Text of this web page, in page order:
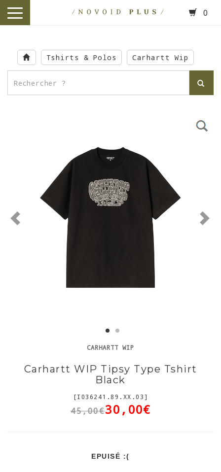
main
content
toggle
0
Tshirts & Polos Carhartt Wip
CARHARTT WIP
Carhartt WIP Tipsy Type Tshirt
Black
[I036241.89.XX.03]
45,00€30,00€
EPUISÉ :(